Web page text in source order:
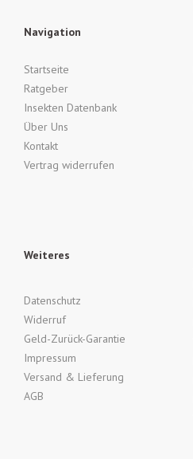
Navigation
Startseite
Ratgeber
Insekten Datenbank
Über Uns
Kontakt
Vertrag widerrufen
Weiteres
Datenschutz
Widerruf
Geld-Zurück-Garantie
Impressum
Versand & Lieferung
AGB